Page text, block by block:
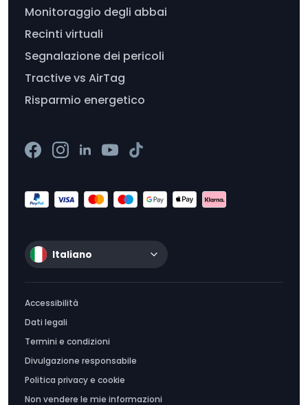
Monitoraggio degli abbai
Recinti virtuali
Segnalazione dei pericoli
Tractive vs AirTag
Risparmio energetico
Italiano
Accessibilità
Dati legali
Termini e condizioni
Divulgazione responsabile
Politica privacy e cookie
Non vendere le mie informazioni